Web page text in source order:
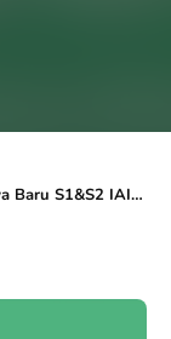
Pontianak T.A 2024/2025